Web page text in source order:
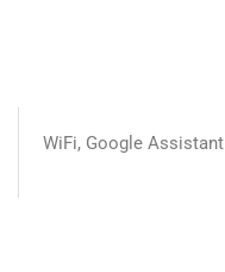
WiFi, Google